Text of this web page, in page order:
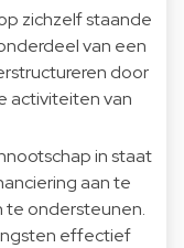
zichzelf staande
van een
door
activiteiten van
in staat
aan te
te ondersteunen.
effectief